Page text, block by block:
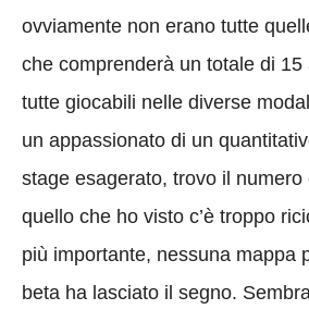
ovviamente non erano tutte
che comprenderà un totale di 15
tutte giocabili nelle diverse
un appassionato di un
stage esagerato, trovo il numero
quello che ho visto c’è troppo
più importante, nessuna mappa
beta ha lasciato il segno.